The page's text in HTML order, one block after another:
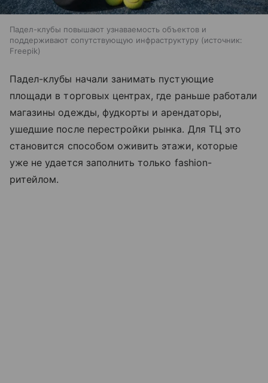
Падел-клубы повышают узнаваемость объектов и
поддерживают сопутствующую инфраструктуру
источник:
Freepik
Падел-клубы начали занимать пустующие
площади в торговых центрах, где раньше работали
магазины одежды, фудкорты и арендаторы,
ушедшие после перестройки рынка. Для ТЦ это
становится способом оживить этажи, которые
уже не удается заполнить только fashion-
ритейлом.